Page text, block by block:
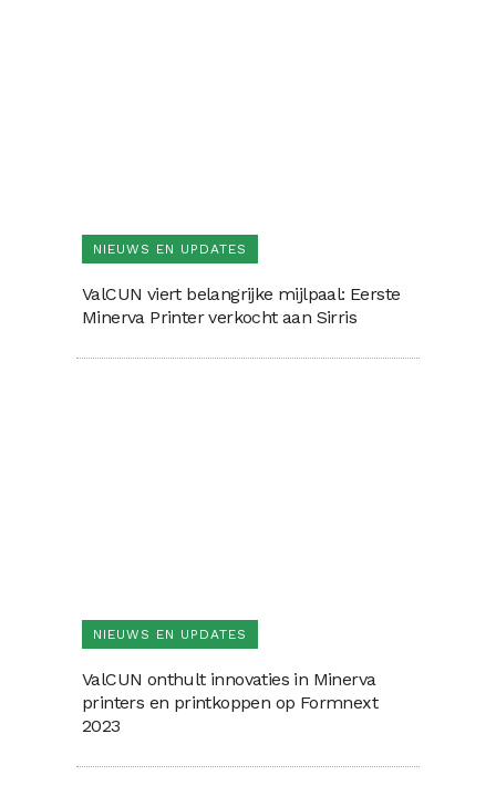
NIEUWS EN UPDATES
ValCUN viert belangrijke mijlpaal: Eerste
Minerva Printer verkocht aan Sirris
NIEUWS EN UPDATES
ValCUN onthult innovaties in Minerva
printers en printkoppen op Formnext
2023